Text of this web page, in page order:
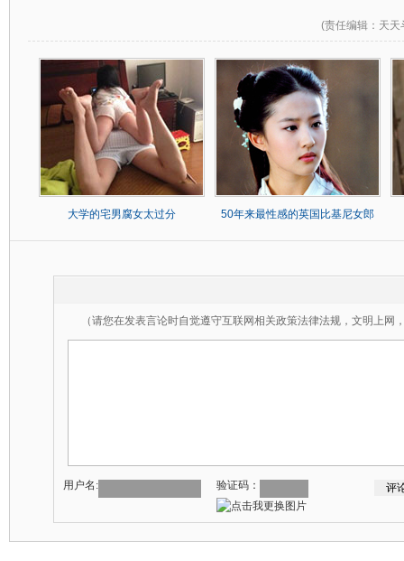
(责任编辑 ：天
大学的宅男腐女太过分 50年来最性感的英国比基尼女郎
（请您在发表言论时自觉遵守互联网相关政策法律法规，文明上网
用户名: 验证码：